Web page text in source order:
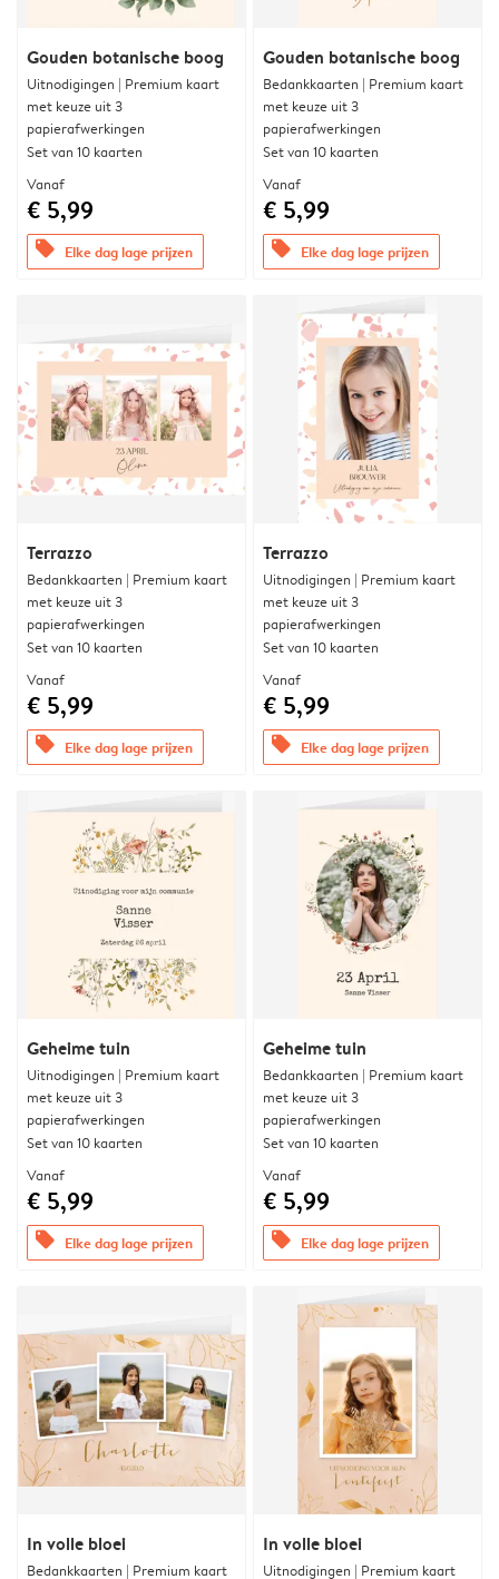
Gouden botanische boog
Uitnodigingen | Premium kaart
met keuze uit 3
papierafwerkingen
Set van 10 kaarten
Vanaf
€ 5,99
offers Elke dag lage prijzen
Gouden botanische boog
Bedankkaarten | Premium kaart
met keuze uit 3
papierafwerkingen
Set van 10 kaarten
Vanaf
€ 5,99
offers Elke dag lage prijzen
Terrazzo
Bedankkaarten | Premium kaart
met keuze uit 3
papierafwerkingen
Set van 10 kaarten
Vanaf
€ 5,99
offers Elke dag lage prijzen
Terrazzo
Uitnodigingen | Premium kaart
met keuze uit 3
papierafwerkingen
Set van 10 kaarten
Vanaf
€ 5,99
offers Elke dag lage prijzen
Geheime tuin
Uitnodigingen | Premium kaart
met keuze uit 3
papierafwerkingen
Set van 10 kaarten
Vanaf
€ 5,99
offers Elke dag lage prijzen
Geheime tuin
Bedankkaarten | Premium kaart
met keuze uit 3
papierafwerkingen
Set van 10 kaarten
Vanaf
€ 5,99
offers Elke dag lage prijzen
In volle bloei
Bedankkaarten | Premium kaart
In volle bloei
Uitnodigingen | Premium kaart